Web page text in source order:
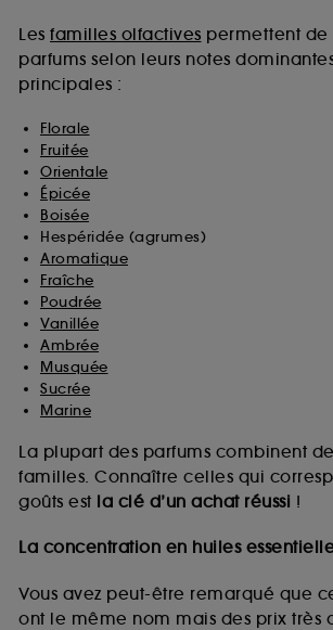
Les familles olfactives permettent de
parfums selon leurs notes
principales :
Florale
Fruitée
Orientale
Épicée
Boisée
Hespéridée (agrumes)
Aromatique
Fraîche
Poudrée
Vanillée
Ambrée
Musquée
Sucrée
Marine
La plupart des parfums combinent
familles. Connaître celles qui
goûts est la clé d’un achat réussi !
La concentration en huiles
Vous avez peut-être remarqué que
ont le même nom mais des prix très
sur "continuer sans accepter". Voous
moment choisir de retirer votrte
souhaitez obtenir plus d'information sur
utilisés, cliquez